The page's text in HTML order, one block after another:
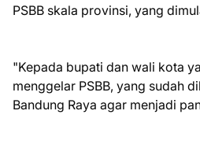
PSBB skala provinsi, yang
"Kepada bupati dan wali kota
menggelar PSBB, yang sudah
Bandung Raya agar menjadi